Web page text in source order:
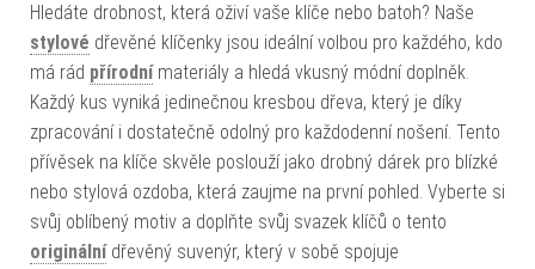
Hledáte drobnost, která oživí vaše klíče nebo batoh? Naše
stylové dřevěné klíčenky jsou ideální volbou pro každého, kdo
má rád přírodnímateriály a hledá vkusný módní doplněk.
Každý kus vyniká jedinečnou kresbou dřeva, který je díky
zpracování i dostatečně odolný pro každodenní nošení. Tento
přívěsek na klíče skvěle poslouží jako drobný dárek pro blízké
nebo stylová ozdoba, která zaujme na první pohled. Vyberte si
svůj oblíbený motiv a doplňte svůj svazek klíčů o tento
originálnídřevěný suvenýr, který v sobě spojuje